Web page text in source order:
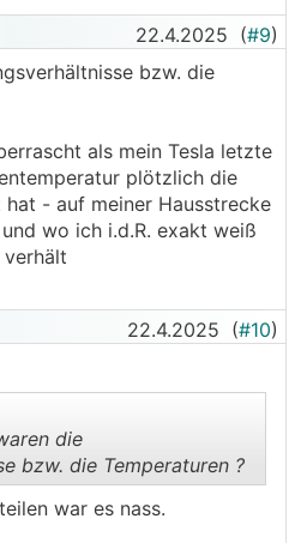
22.4.2025 (#9)
bzw. die
als mein Tesla letzte
plötzlich die
- auf meiner Hausstrecke
wo ich i.d.R. exakt weiß
22.4.2025 (#10)
die
bzw. die Temperaturen ?
war es nass.